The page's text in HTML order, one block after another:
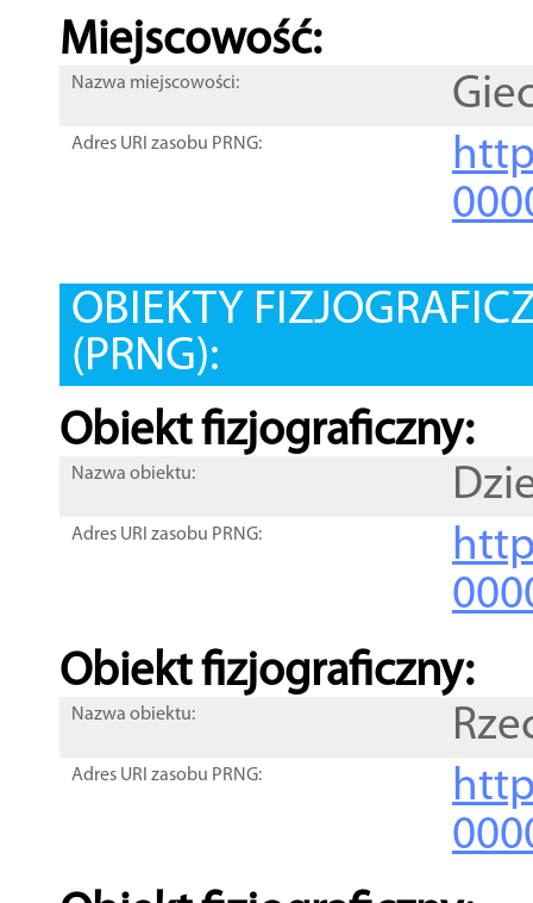
Miejscowość:
Nazwa miejscowości:
Adres URI zasobu PRNG:
OBIEKTY
(PRNG):
Obiekt fizjograficzny:
Nazwa obiektu:
Adres URI zasobu PRNG:
Obiekt fizjograficzny:
Nazwa obiektu:
Adres URI zasobu PRNG: